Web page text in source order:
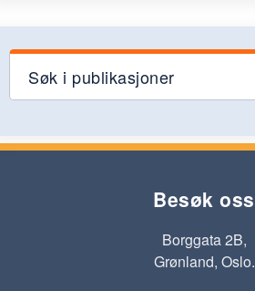
Søk i publikasjoner
Besøk oss
Borggata 2B,
Grønland, Oslo.